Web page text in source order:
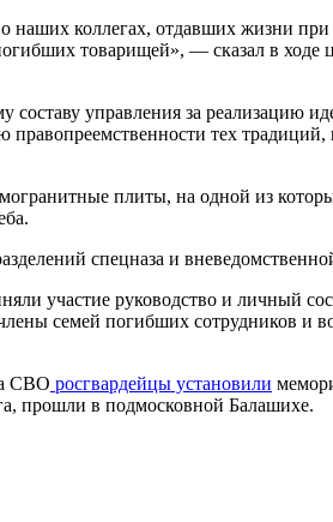
наших коллегах, отдавших жизни
товарищей», — сказал в
управления за реализацию
тех
плиты, на одной из
спецназа и
участие руководство и личный
семей погибших сотрудников
СВО росгвардейцы установили
прошли в подмосковной Балашихе.